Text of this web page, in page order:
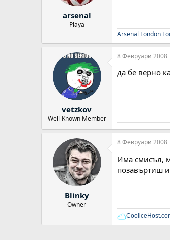
arsenal
Playa
Arsenal London
vetzkov
Well-Known Member
8 Февруари 2008
да бе верно
Blinky
Owner
8 Февруари 2008
Има смисъл,
позавъртиш